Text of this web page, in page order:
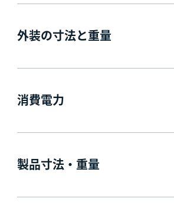
外装の寸法と重量
消費電力
製品寸法・重量